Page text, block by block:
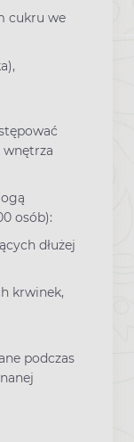
cukru we
wnętrza
osób):
dłużej
krwinek,
podczas